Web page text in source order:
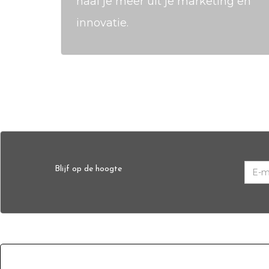
innovatie.
Blijf op de hoogte